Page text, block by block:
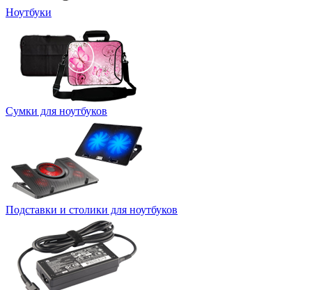
Ноутбуки
Сумки для ноутбуков
Подставки и столики для ноутбуков